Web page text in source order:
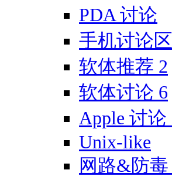
PDA 讨论
手机讨论区
软体推荐 2
软体讨论 6
Apple 讨论
Unix-like
网路&防毒